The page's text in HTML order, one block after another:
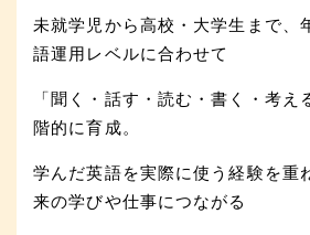
未就学児から高校・大学生まで、
語運用レベルに合わせて
「聞く・話す・読む・書く・考え
階的に育成。
学んだ英語を実際に使う経験を重
来の学びや仕事につながる